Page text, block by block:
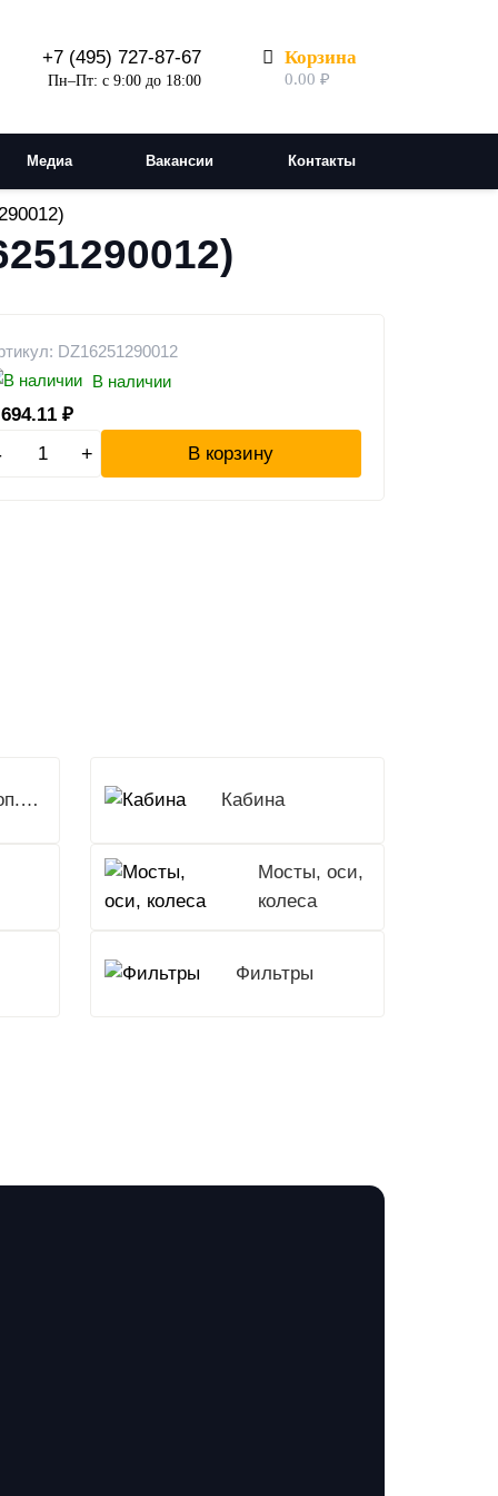
+7 (495) 727-87-67
Пн–Пт: с 9:00 до 18:00
Корзина
0.00 ₽
Медиа Вакансии Контакты
DZ16251290012
В наличии
₽
+ В корзину
Доп.Оборудование Кабина
Мосты, оси,
колеса
Фильтры